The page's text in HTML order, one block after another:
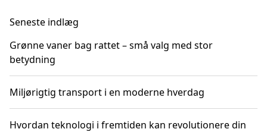
Seneste indlæg
Grønne vaner bag rattet – små valg med stor
betydning
Miljørigtig transport i en moderne hverdag
Hvordan teknologi i fremtiden kan revolutionere din